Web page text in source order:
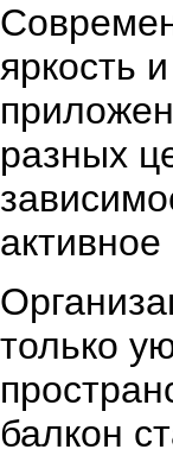
яркость
разных
только
балкон